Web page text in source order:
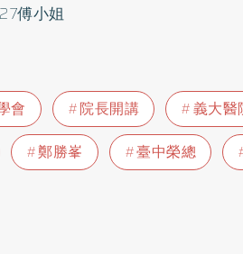
傅小姐
會 院長開講 義大醫
鄭勝峯 臺中榮總